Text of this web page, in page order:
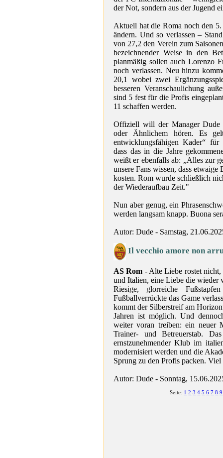
der Not, sondern aus der Jugend
Aktuell hat die Roma noch den
ändern. Und so verlassen –
von 27,2 den Verein zum
bezeichnender Weise in den
planmäßig sollen auch Lorenzo
noch verlassen. Neu hinzu
20,1 wobei zwei
besseren Veranschaulichung
sind 5 fest für die Profis
11 schaffen werden.
Offiziell will der Manager Dude
oder Ähnlichem hören. Es
entwicklungsfähigen Kader“
dass das in die Jahre
weißt er ebenfalls ab: „Alles zur
unsere Fans wissen, dass
kosten. Rom wurde schließlich
der Wiederaufbau Zeit."
Nun aber genug, ein
werden langsam knapp. Buona
Autor: Dude - Samstag,
Il vecchio amore non
AS Rom - Alte Liebe rostet
und Italien, eine Liebe die wieder
Riesige, glorreiche
Fußballverrückte das Game
kommt der Silberstreif am
Jahren ist möglich. Und
weiter voran treiben: ein neuer
Trainer- und Betreuerstab.
ernstzunehmender Klub im
modernisiert werden und die
Sprung zu den Profis packen.
Autor: Dude - Sonntag,
Seite: 1 2 3 4 5 6 7 8 9